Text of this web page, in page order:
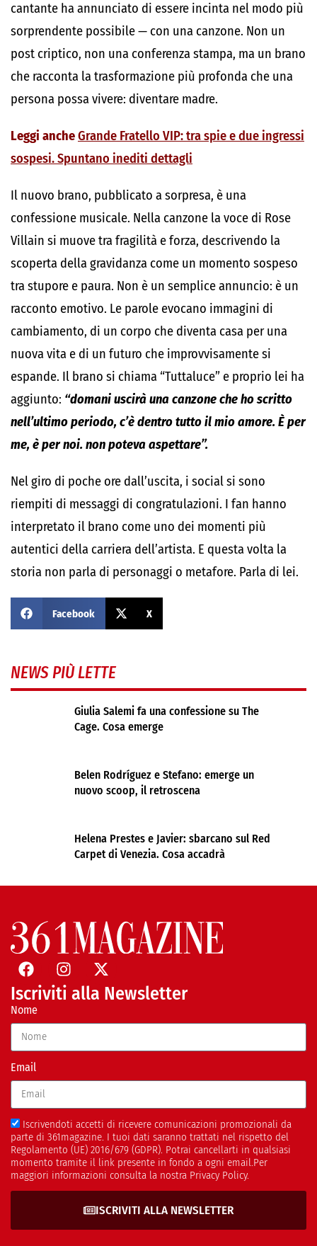
cantante ha annunciato di essere incinta nel modo più
sorprendente possibile — con una canzone. Non un
post criptico, non una conferenza stampa, ma un brano
che racconta la trasformazione più profonda che una
persona possa vivere: diventare madre.
Leggi ancheGrande Fratello VIP: tra spie e due ingressi
sospesi. Spuntano inediti dettagli
Il nuovo brano, pubblicato a sorpresa, è una
confessione musicale. Nella canzone la voce di Rose
Villain si muove tra fragilità e forza, descrivendo la
scoperta della gravidanza come un momento sospeso
tra stupore e paura. Non è un semplice annuncio: è un
racconto emotivo. Le parole evocano immagini di
cambiamento, di un corpo che diventa casa per una
nuova vita e di un futuro che improvvisamente si
espande. Il brano si chiama “Tuttaluce” e proprio lei ha
aggiunto: “domani uscirà una canzone che ho scritto
nell’ultimo periodo, c’è dentro tutto il mio amore. È per
me, è per noi. non poteva aspettare”.
Nel giro di poche ore dall’uscita, i social si sono
riempiti di messaggi di congratulazioni. I fan hanno
interpretato il brano come uno dei momenti più
autentici della carriera dell’artista. E questa volta la
storia non parla di personaggi o metafore. Parla di lei.
Facebook X
NEWS PIÙ LETTE
Giulia Salemi fa una confessione su The
Cage. Cosa emerge
Belen Rodríguez e Stefano: emerge un
nuovo scoop, il retroscena
Helena Prestes e Javier: sbarcano sul Red
Carpet di Venezia. Cosa accadrà
Iscriviti alla Newsletter
Nome
Email
Iscrivendoti accetti di ricevere comunicazioni promozionali da
parte di 361magazine. I tuoi dati saranno trattati nel rispetto del
Regolamento (UE) 2016/679 (GDPR). Potrai cancellarti in qualsiasi
momento tramite il link presente in fondo a ogni email.Per
maggiori informazioni consulta la nostra Privacy Policy.
ISCRIVITI ALLA NEWSLETTER